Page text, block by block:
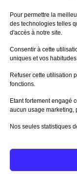
Pour permettre la
des technologies telles
d'accès à notre site.
Consentir à cette
uniques et vos
Refuser cette utilisation
fonctions.
Etant fortement engagé
aucun usage marketing,
Nos seules statistiques